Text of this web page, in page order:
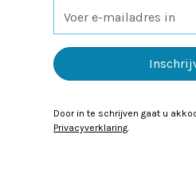
Door in te schrijven gaat u
Privacyverklaring.